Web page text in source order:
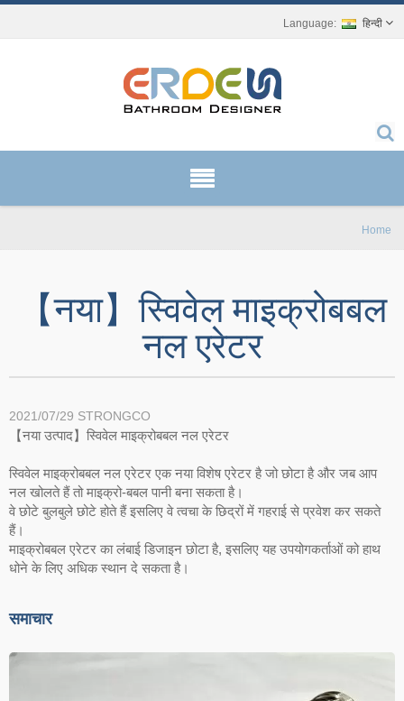
हिन्दी
Home
【नया】स्विवेल माइक्रोबबल
नल एरेटर
2021/07/29 STRONGCO
【नया उत्पाद】स्विवेल माइक्रोबबल नल एरेटर
स्विवेल माइक्रोबबल नल एरेटर एक नया विशेष एरेटर है जो छोटा है और जब आप
नल खोलते हैं तो माइक्रो-बबल पानी बना सकता है।
वे छोटे बुलबुले छोटे होते हैं इसलिए वे त्वचा के छिद्रों में गहराई से प्रवेश कर सकते
हैं।
माइक्रोबबल एरेटर का लंबाई डिजाइन छोटा है, इसलिए यह उपयोगकर्ताओं को हाथ
धोने के लिए अधिक स्थान दे सकता है।
समाचार